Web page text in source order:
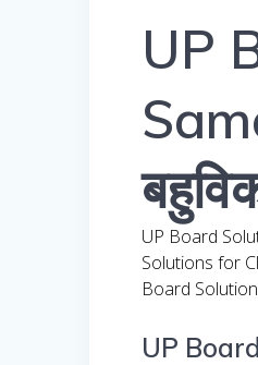
UP
UP Board
Solutions for
Board
UP